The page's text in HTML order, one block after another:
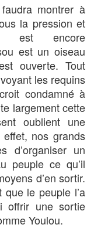
montrer à
la pression et
est encore
est un oiseau
ouverte. Tout
les requins
condamné à
largement cette
oublient une
nos grands
d’organiser un
peuple ce qu’il
d’en sortir.
le peuple l’a
offrir une sortie
Youlou.